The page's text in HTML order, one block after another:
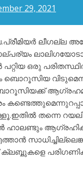
29, 2021
ലീഗല്ല
ഒരു
വിടുമെന്ന്
ബൊറൂസിയക്ക്
തന്നെ
ഹാലണ്ടും
ക്ലബ്ബുകളെ